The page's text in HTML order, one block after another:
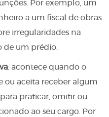
Por exemplo, um
a um fiscal de obras
irregularidades na
de um prédio.
: acontece quando o
ou aceita receber algum
praticar, omitir ou
ao seu cargo. Por